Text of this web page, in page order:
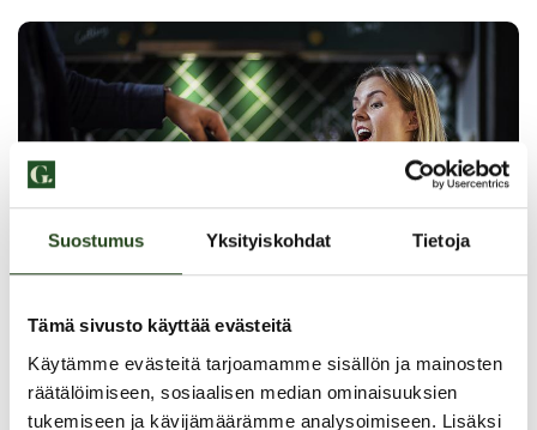
Suostumus Yksityiskohdat Tietoja
Tämä sivusto käyttää evästeitä
Käytämme evästeitä tarjoamamme sisällön ja mainosten
räätälöimiseen, sosiaalisen median ominaisuuksien
tukemiseen ja kävijämäärämme analysoimiseen. Lisäksi